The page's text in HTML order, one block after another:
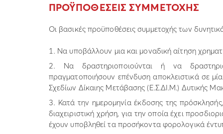
ΠΡΟΫΠΟΘΕΣΕΙΣ ΣΥΜΜΕΤΟΧΗΣ
Οι βασικές προϋποθέσεις συμμετοχής των
Να υποβάλλουν μια και μοναδική αίτηση
Να δραστηριοποιούνται ή να
πραγματοποιήσουν επένδυση αποκλειστικά σε
Σχεδίων Δίκαιης Μετάβασης (Ε.Σ.ΔΙ.Μ.) Δυτικής
Κατά την ημερομηνία έκδοσης της
διαχειριστική χρήση, για την οποία έχει
έχουν υποβληθεί τα προσήκοντα φορολογικά